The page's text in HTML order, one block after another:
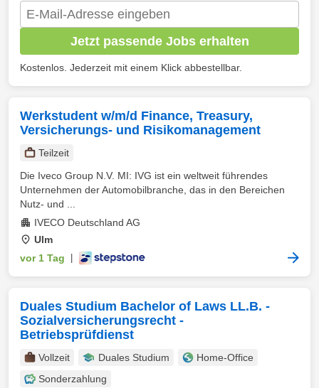
Jetzt passende Jobs erhalten
Kostenlos. Jederzeit mit einem Klick abbestellbar.
Werkstudent w/m/d Finance, Treasury,
Versicherungs- und Risikomanagement
Teilzeit
Die Iveco Group N.V. MI: IVG ist ein weltweit führendes
Unternehmen der Automobilbranche, das in den Bereichen
Nutz- und ...
IVECO Deutschland AG
Ulm
vor 1 Tag
Duales Studium Bachelor of Laws LL.B. -
Sozialversicherungsrecht -
Betriebsprüfdienst
Vollzeit Duales Studium
Home-Office
Sonderzahlung